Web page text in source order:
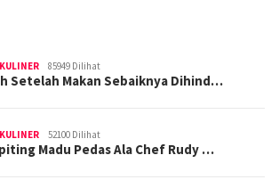
KULINER 85949 Dilihat
Setelah Makan Sebaiknya Dihind…
KULINER 52100 Dilihat
Madu Pedas Ala Chef Rudy …